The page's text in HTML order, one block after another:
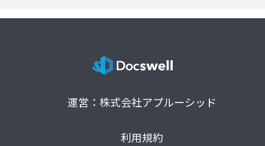
運営：株式会社アプルーシッド
利用規約